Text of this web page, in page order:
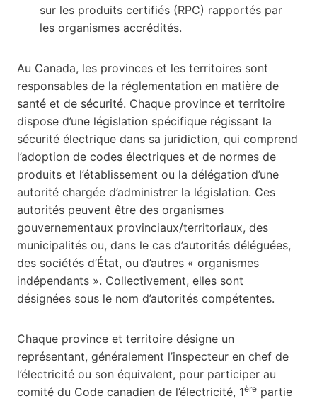
sur les produits certifiés (RPC) rapportés par
les organismes accrédités.
Au Canada, les provinces et les territoires sont
responsables de la réglementation en matière de
santé et de sécurité. Chaque province et territoire
dispose d’une législation spécifique régissant la
sécurité électrique dans sa juridiction, qui comprend
l’adoption de codes électriques et de normes de
produits et l’établissement ou la délégation d’une
autorité chargée d’administrer la législation. Ces
autorités peuvent être des organismes
gouvernementaux provinciaux/territoriaux, des
municipalités ou, dans le cas d’autorités déléguées,
des sociétés d’État, ou d’autres « organismes
indépendants ». Collectivement, elles sont
désignées sous le nom d’autorités compétentes.
Chaque province et territoire désigne un
représentant, généralement l’inspecteur en chef de
l’électricité ou son équivalent, pour participer au
comité du Code canadien de l’électricité, 1ère partie